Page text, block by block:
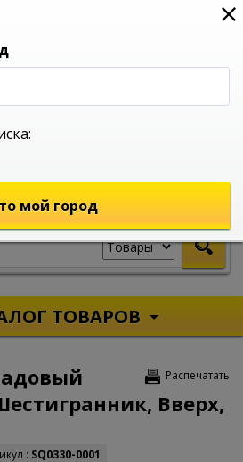
0
МАГАЗИН
ТОВАРОВ
Распечатать
Вверх,
: SQ0330-0001
мой город